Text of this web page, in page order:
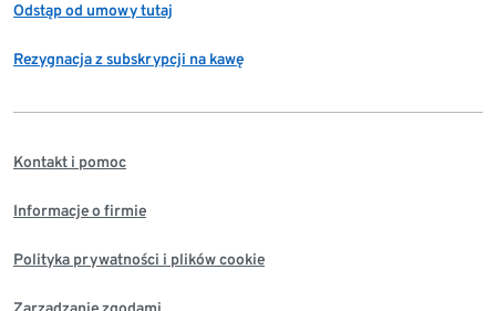
Odstąp od umowy tutaj
Rezygnacja z subskrypcji na kawę
Kontakt i pomoc
Informacje o firmie
Polityka prywatności i plików cookie